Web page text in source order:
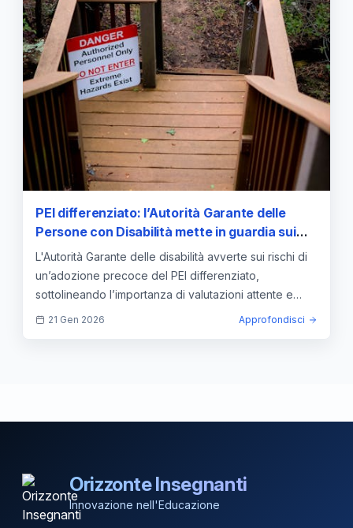
PEI differenziato: l’Autorità Garante delle
Persone con Disabilità mette in guardia sui
rischi di adottarlo troppo presto
L'Autorità Garante delle disabilità avverte sui rischi di
un’adozione precoce del PEI differenziato,
sottolineando l’importanza di valutazioni attente e
personalizzate.
21 Gen 2026 Approfondisci
Orizzonte Insegnanti
Innovazione nell'Educazione